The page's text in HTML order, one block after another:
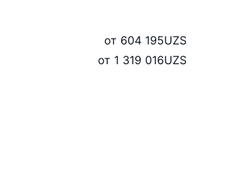
от 604 195UZS
от 1 319 016UZS